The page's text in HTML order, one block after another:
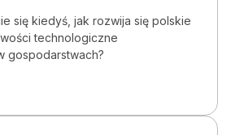
się kiedyś, jak rozwija się polskie
technologiczne
gospodarstwach?